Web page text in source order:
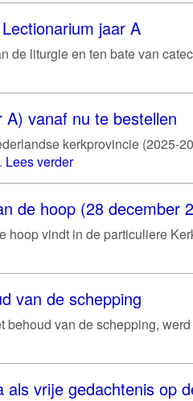
jaar A
de liturgie en ten bate van
vanaf nu te bestellen
kerkprovincie (2025-
Lees verder
de hoop (28 december
hoop vindt in de particuliere
van de schepping
behoud van de schepping,
als vrije gedachtenis op